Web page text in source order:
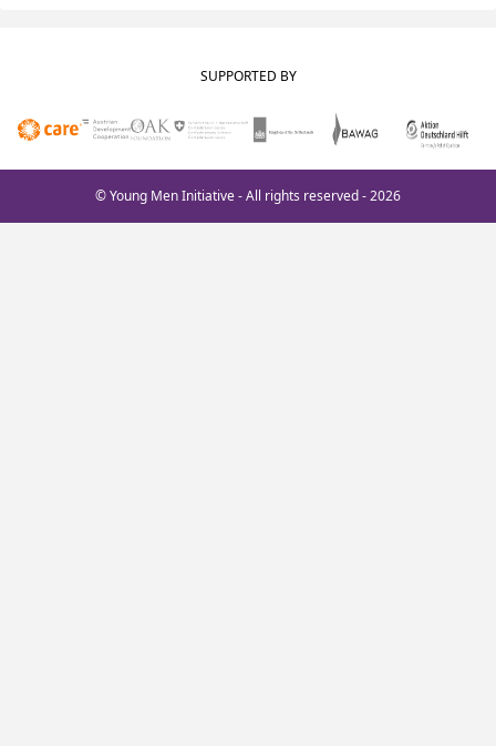
SUPPORTED BY
© Young Men Initiative - All rights reserved - 2026